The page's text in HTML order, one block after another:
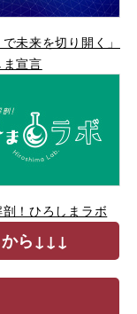
で未来を切り開く」
宣言
！ひろしまラボ
ら↓↓↓